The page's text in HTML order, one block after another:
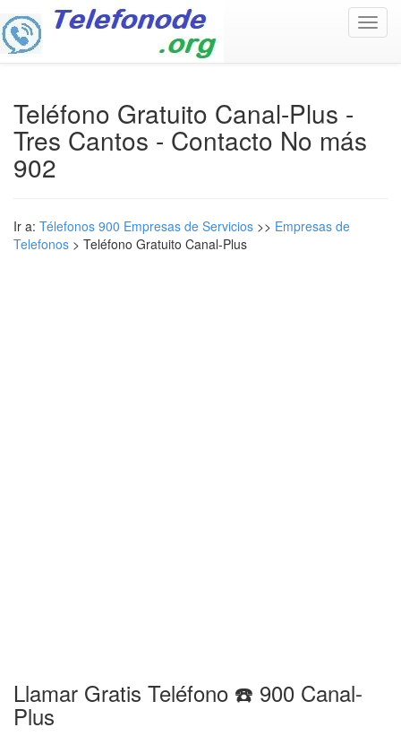
Teléfono Gratuito Canal-Plus -
Tres Cantos - Contacto No más
902
Ir a: Télefonos 900 Empresas de Servicios >> Empresas de
Telefonos > Teléfono Gratuito Canal-Plus
Llamar Gratis Teléfono ☎️ 900 Canal-
Plus